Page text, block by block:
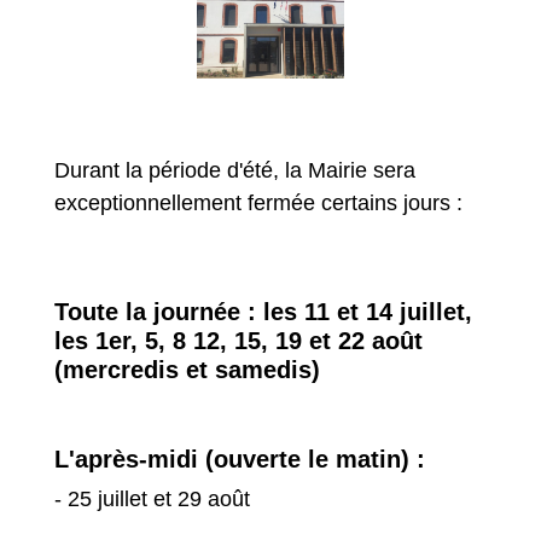
Durant la période d'été, la Mairie sera
exceptionnellement fermée certains jours :
Toute la journée : les 11 et 14 juillet,
les 1er, 5, 8 12, 15, 19 et 22 août
(mercredis et samedis)
L'après-midi (ouverte le matin) :
- 25 juillet et 29 août